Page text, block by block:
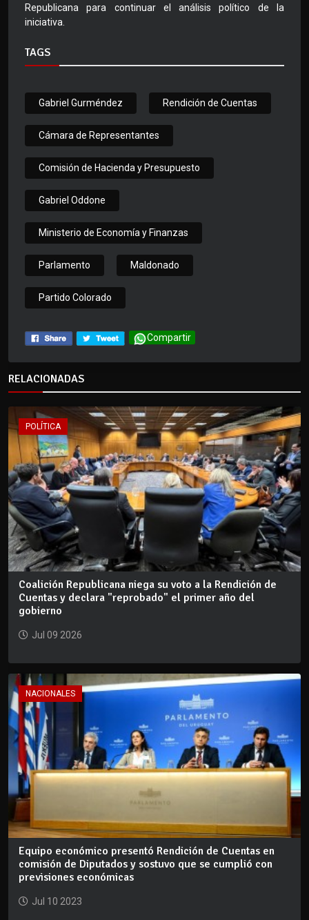
Republicana para continuar el análisis político de la
iniciativa.
TAGS
Gabriel Gurméndez Rendición de Cuentas
Cámara de Representantes
Comisión de Hacienda y Presupuesto
Gabriel Oddone
Ministerio de Economía y Finanzas
Parlamento Maldonado
Partido Colorado
Compartir
RELACIONADAS
POLÍTICA
Coalición Republicana niega su voto a la Rendición de
Cuentas y declara "reprobado" el primer año del
gobierno
Jul 09 2026
NACIONALES
Equipo económico presentó Rendición de Cuentas en
comisión de Diputados y sostuvo que se cumplió con
previsiones económicas
Jul 10 2023